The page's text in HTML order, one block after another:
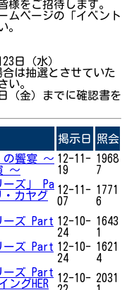
様をご招待します。
ムページの「イベント
。
日（水）
は抽選とさせていた
い。
（金）までに確認書を
掲示日 照会
の饗宴 ～
～
12-11-
19
1968
7
ーズ」 Pa
カヤグ
12-11-
07
1771
6
ーズ Part 12-10-
24
1643
1
ーズ Part 12-10-
24
1621
4
ーズ Part
ングHER
12-10- 2031